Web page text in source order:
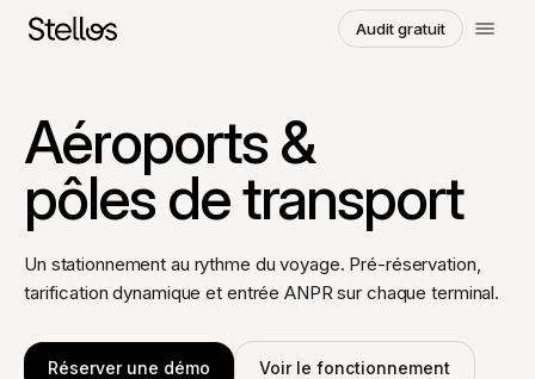
Audit gratuit
Aéroports &
pôles de transport
Réserver une démo Voir le fonctionnement
Un stationnement au rythme du voyage. Pré-réservation,
tarification dynamique et entrée ANPR sur chaque terminal.
SWITZERLAND
English Français Deutsch
Polski English
Deutsch English